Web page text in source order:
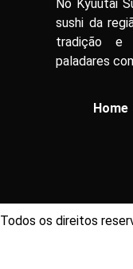
No Kyuutai
sushi da
tradição e
paladares
Home
Todos os direitos